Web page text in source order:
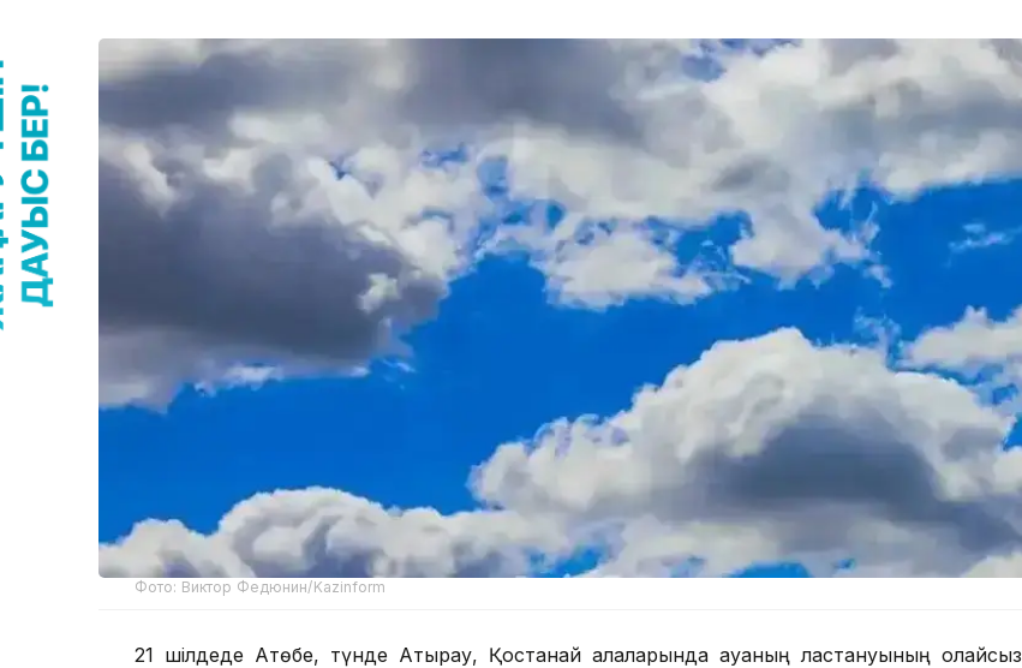
Фото: Виктор Федюнин/Kazinform
21 шілдеде Ақтөбе, түнде Атырау, Қостанай қалаларында ауаның ластануының қолайсыз